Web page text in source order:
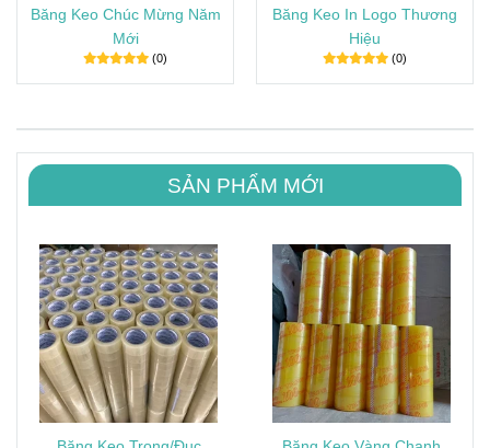
Băng Keo Chúc Mừng Năm
Mới
(0)
Băng Keo In Logo Thương
Hiệu
(0)
SẢN PHẨM MỚI